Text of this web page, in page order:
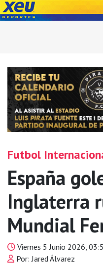
Futbol
España
Inglaterra
Mundial
Viernes 5 Junio 2026,
Por: Jared Álvarez